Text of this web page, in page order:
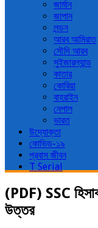
জার্মান
জাপান
লন্ডন
আরব আমিরাত
সৌদি আরব
সুইজারল্যান্ড
কাতার
কোরিয়া
বাহরাইন
নেপাল
ভারত
উদ্যোক্তা
কোভিড-১৯
প্রবাস জীবন
T Serial
(PDF) SSC হিসাব
উত্তর